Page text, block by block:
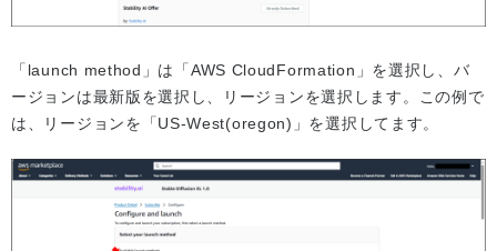
「launch method」は「AWS CloudFormation」を選択し、バ
ージョンは最新版を選択し、リージョンを選択します。この例で
は、リージョンを「US-West(oregon)」を選択してます。